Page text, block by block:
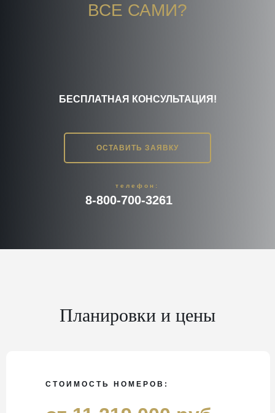
8-800-700-3261
телефон:
ВСЕ САМИ?
БЕСПЛАТНАЯ КОНСУЛЬТАЦИЯ!
ОСТАВИТЬ ЗАЯВКУ
Планировки и цены
СТОИМОСТЬ НОМЕРОВ: